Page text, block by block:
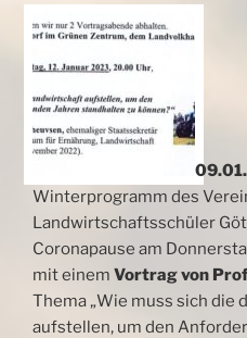
Winterprogramm des
Landwirtschaftsschüler
Coronapause am
mit einem Vortrag von
Thema „Wie muss sich
aufstellen, um den